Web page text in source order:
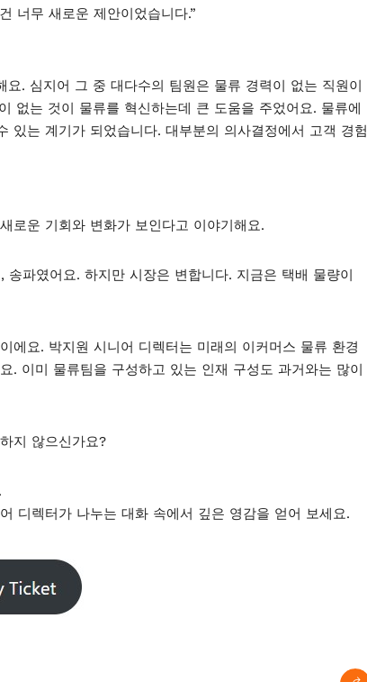
너무 새로운 제안이었습니다.”
. 심지어 그 중 대다수의 팀원은 물류 경력이 없는 직원이
없는 것이 물류를 혁신하는데 큰 도움을 주었어요. 물류에
는 계기가 되었습니다. 대부분의 의사결정에서 고객 경험
로운 기회와 변화가 보인다고 이야기해요.
파였어요. 하지만 시장은 변합니다. 지금은 택배 물량이
에요. 박지원 시니어 디렉터는 미래의 이커머스 물류 환경
. 이미 물류팀을 구성하고 있는 인재 구성도 과거와는 많이
지 않으신가요?
디렉터가 나누는 대화 속에서 깊은 영감을 얻어 보세요.